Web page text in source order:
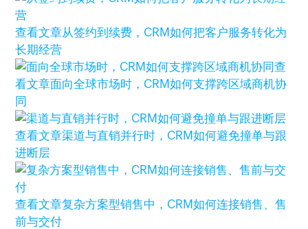
查看文章从签约到续费，CRM如何把客户服务转化为
长期经营
查
看文章面向全球市场时，CRM如何支撑跨区域商机协
同
查看文章渠道与直销并行时，CRM如何避免撞单与跟
进断层
查看文章复杂方案型销售中，CRM如何连接销售、售
前与交付